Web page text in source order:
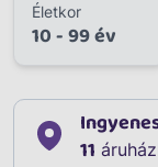
Életkor
10 - 99 év
11